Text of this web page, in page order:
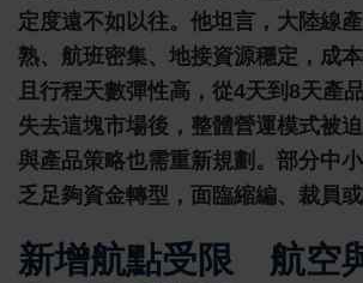
定度遠不如以往。他坦言，大陸線
熟、航班密集、地接資源穩定，成
且行程天數彈性高，從4天到8天產
失去這塊市場後，整體營運模式被
與產品策略也需重新規劃。部分中
乏足夠資金轉型，面臨縮編、裁員或
新增航點受限 航空